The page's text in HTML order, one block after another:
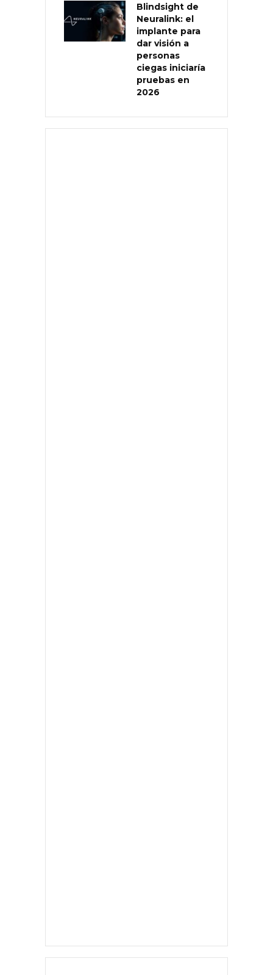
Blindsight de
Neuralink: el
implante para
dar visión a
personas
ciegas iniciaría
pruebas en
2026